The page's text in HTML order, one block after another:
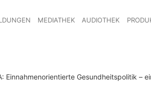
MEDIATHEK AUDIOTHEK
Einnahmenorientierte Gesundheitspolitik –